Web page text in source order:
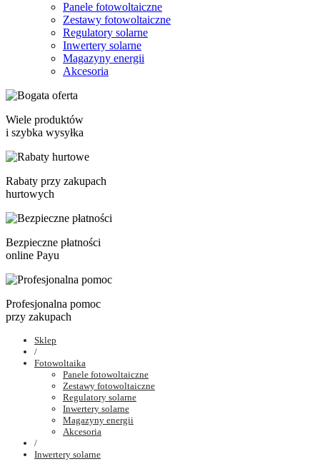
Panele fotowoltaiczne
Zestawy fotowoltaiczne
Regulatory solarne
Inwertery solarne
Magazyny energii
Akcesoria
Wiele produktów
i szybka wysyłka
Rabaty przy zakupach
hurtowych
Bezpieczne płatności
online Payu
Profesjonalna pomoc
przy zakupach
Sklep
/
Fotowoltaika
Panele fotowoltaiczne
Zestawy fotowoltaiczne
Regulatory solarne
Inwertery solarne
Magazyny energii
Akcesoria
/
Inwertery solarne